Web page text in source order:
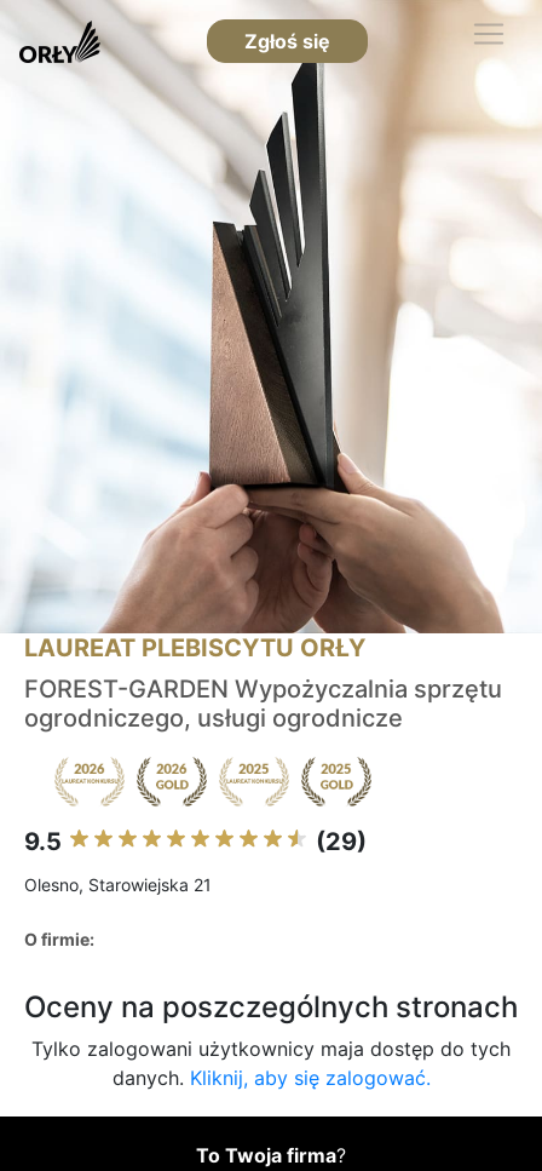
Zgłoś się
LAUREAT PLEBISCYTU ORŁY
FOREST-GARDEN Wypożyczalnia sprzętu
ogrodniczego, usługi ogrodnicze
9.5 (29)
Olesno, Starowiejska 21
O firmie:
Oceny na poszczególnych stronach
Tylko zalogowani użytkownicy maja dostęp do tych
danych. Kliknij, aby się zalogować.
To Twoja firma?